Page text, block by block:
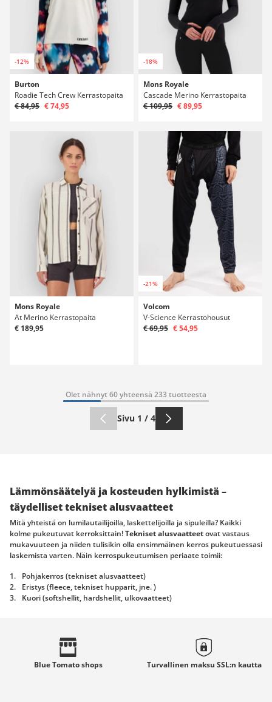
-12%
Burton
Roadie Tech Crew Kerrastopaita
€ 84,95 € 74,95
-18%
Mons Royale
Cascade Merino Kerrastopaita
€ 109,95 € 89,95
Mons Royale
At Merino Kerrastopaita
€ 189,95
-21%
Volcom
V-Science Kerrastohousut
€ 69,95 € 54,95
Olet nähnyt 60 yhteensä 233 tuotteesta
Sivu 1 / 4
Lämmönsäätelyä ja kosteuden hylkimistä –
täydelliset tekniset alusvaatteet
Mitä yhteistä on lumilautailijoilla, laskettelijoilla ja sipuleilla? Kaikki
kolme pukeutuvat kerroksittain!Tekniset alusvaatteetovat vastaus
mukavuuteen ja niiden tulisikin olla ensimmäinen kerros pukeutuessasi
laskemista varten. Näin kerrospukeutumisen periaate toimii:
Pohjakerros (tekniset alusvaatteet)
Eristys (fleece, tekniset hupparit, jne. )
Kuori (softshellit, hardshellit, ulkovaatteet)
ensimmäisen mäen jälkeen?
, eli se mitä puet vaatteidesi
alle lähimmäksi ihoasi on tärkeämpi kuin kuvitteletkaan.Blue Tomato
tarjoaa kaiken sen mistä vain uskallat unelmoida. Löydät valikoimista
Blue Tomatoshops Turvallinen maksu SSL:n kautta